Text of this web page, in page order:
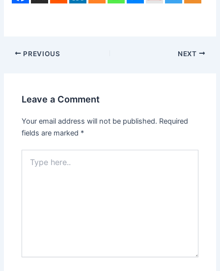
PREVIOUS NEXT
Leave a Comment
Your email address will not be published. Required
fields are marked *
here..